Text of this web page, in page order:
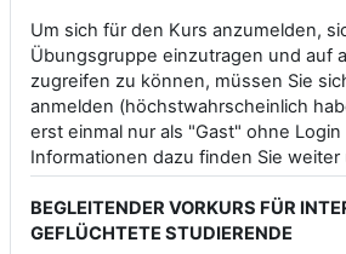
Um sich für den Kurs anzumelden,
Übungsgruppe einzutragen und auf
zugreifen zu können, müssen Sie
anmelden (höchstwahrscheinlich
erst einmal nur als "Gast" ohne
Informationen dazu finden Sie weiter
BEGLEITENDER VORKURS FÜR
GEFLÜCHTETE STUDIERENDE